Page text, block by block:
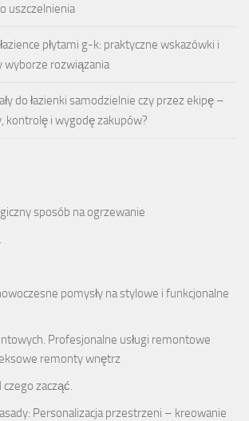
uszczelnienia
płytami g-k: praktyczne wskazówki i
wyborze rozwiązania
do łazienki samodzielnie czy przez ekipę –
kontrolę i wygodę zakupów?
sposób na ogrzewanie
pomysły na stylowe i funkcjonalne
Profesjonalne usługi remontowe
remonty wnętrz
zacząć.
Personalizacja przestrzeni – kreowanie